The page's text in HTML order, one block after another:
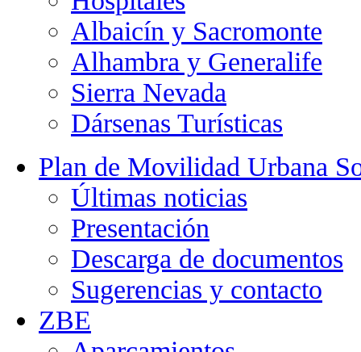
Albaicín y Sacromonte
Alhambra y Generalife
Sierra Nevada
Dársenas Turísticas
Plan de Movilidad Urbana
Últimas noticias
Presentación
Descarga de documentos
Sugerencias y contacto
ZBE